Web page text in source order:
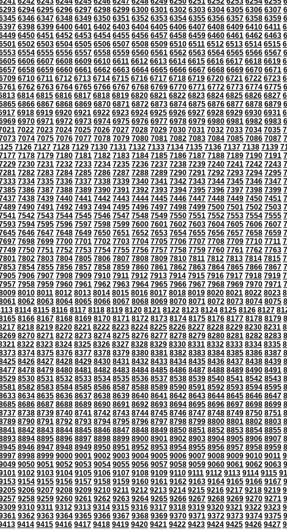
6294 6295 6296 6297 6298 6299 6300 6301 6302 6303 6304 6305 6306 6307
6346 6347 6348 6349 6350 6351 6352 6353 6354 6355 6356 6357 6358 6359
6398 6399 6400 6401 6402 6403 6404 6405 6406 6407 6408 6409 6410 6411
6450 6451 6452 6453 6454 6455 6456 6457 6458 6459 6460 6461 6462 6463
6502 6503 6504 6505 6506 6507 6508 6509 6510 6511 6512 6513 6514 6515
6554 6555 6556 6557 6558 6559 6560 6561 6562 6563 6564 6565 6566 6567
6606 6607 6608 6609 6610 6611 6612 6613 6614 6615 6616 6617 6618 6619
6658 6659 6660 6661 6662 6663 6664 6665 6666 6667 6668 6669 6670 6671
6710 6711 6712 6713 6714 6715 6716 6717 6718 6719 6720 6721 6722 6723
6762 6763 6764 6765 6766 6767 6768 6769 6770 6771 6772 6773 6774 6775
6814 6815 6816 6817 6818 6819 6820 6821 6822 6823 6824 6825 6826 6827
6866 6867 6868 6869 6870 6871 6872 6873 6874 6875 6876 6877 6878 6879
6918 6919 6920 6921 6922 6923 6924 6925 6926 6927 6928 6929 6930 6931
6970 6971 6972 6973 6974 6975 6976 6977 6978 6979 6980 6981 6982 6983
7022 7023 7024 7025 7026 7027 7028 7029 7030 7031 7032 7033 7034 7035
7074 7075 7076 7077 7078 7079 7080 7081 7082 7083 7084 7085 7086 7087
7126 7127 7128 7129 7130 7131 7132 7133 7134 7135 7136 7137 7138 7139
7178 7179 7180 7181 7182 7183 7184 7185 7186 7187 7188 7189 7190 7191
7230 7231 7232 7233 7234 7235 7236 7237 7238 7239 7240 7241 7242 7243
7282 7283 7284 7285 7286 7287 7288 7289 7290 7291 7292 7293 7294 7295
7334 7335 7336 7337 7338 7339 7340 7341 7342 7343 7344 7345 7346 7347
7386 7387 7388 7389 7390 7391 7392 7393 7394 7395 7396 7397 7398 7399
7438 7439 7440 7441 7442 7443 7444 7445 7446 7447 7448 7449 7450 7451
7490 7491 7492 7493 7494 7495 7496 7497 7498 7499 7500 7501 7502 7503
7542 7543 7544 7545 7546 7547 7548 7549 7550 7551 7552 7553 7554 7555
7594 7595 7596 7597 7598 7599 7600 7601 7602 7603 7604 7605 7606 7607
7646 7647 7648 7649 7650 7651 7652 7653 7654 7655 7656 7657 7658 7659
7698 7699 7700 7701 7702 7703 7704 7705 7706 7707 7708 7709 7710 7711
7750 7751 7752 7753 7754 7755 7756 7757 7758 7759 7760 7761 7762 7763
7802 7803 7804 7805 7806 7807 7808 7809 7810 7811 7812 7813 7814 7815
7854 7855 7856 7857 7858 7859 7860 7861 7862 7863 7864 7865 7866 7867
7906 7907 7908 7909 7910 7911 7912 7913 7914 7915 7916 7917 7918 7919
7958 7959 7960 7961 7962 7963 7964 7965 7966 7967 7968 7969 7970 7971
8010 8011 8012 8013 8014 8015 8016 8017 8018 8019 8020 8021 8022 8023
8062 8063 8064 8065 8066 8067 8068 8069 8070 8071 8072 8073 8074 8075
8114 8115 8116 8117 8118 8119 8120 8121 8122 8123 8124 8125 8126 8127
8166 8167 8168 8169 8170 8171 8172 8173 8174 8175 8176 8177 8178 8179
8218 8219 8220 8221 8222 8223 8224 8225 8226 8227 8228 8229 8230 8231
8270 8271 8272 8273 8274 8275 8276 8277 8278 8279 8280 8281 8282 8283
8322 8323 8324 8325 8326 8327 8328 8329 8330 8331 8332 8333 8334 8335
8374 8375 8376 8377 8378 8379 8380 8381 8382 8383 8384 8385 8386 8387
8426 8427 8428 8429 8430 8431 8432 8433 8434 8435 8436 8437 8438 8439
8478 8479 8480 8481 8482 8483 8484 8485 8486 8487 8488 8489 8490 8491
8530 8531 8532 8533 8534 8535 8536 8537 8538 8539 8540 8541 8542 8543
8582 8583 8584 8585 8586 8587 8588 8589 8590 8591 8592 8593 8594 8595
8634 8635 8636 8637 8638 8639 8640 8641 8642 8643 8644 8645 8646 8647
8686 8687 8688 8689 8690 8691 8692 8693 8694 8695 8696 8697 8698 8699
8738 8739 8740 8741 8742 8743 8744 8745 8746 8747 8748 8749 8750 8751
8790 8791 8792 8793 8794 8795 8796 8797 8798 8799 8800 8801 8802 8803
8842 8843 8844 8845 8846 8847 8848 8849 8850 8851 8852 8853 8854 8855
8894 8895 8896 8897 8898 8899 8900 8901 8902 8903 8904 8905 8906 8907
8946 8947 8948 8949 8950 8951 8952 8953 8954 8955 8956 8957 8958 8959
8998 8999 9000 9001 9002 9003 9004 9005 9006 9007 9008 9009 9010 9011
9050 9051 9052 9053 9054 9055 9056 9057 9058 9059 9060 9061 9062 9063
9102 9103 9104 9105 9106 9107 9108 9109 9110 9111 9112 9113 9114 9115
9154 9155 9156 9157 9158 9159 9160 9161 9162 9163 9164 9165 9166 9167
9206 9207 9208 9209 9210 9211 9212 9213 9214 9215 9216 9217 9218 9219
9258 9259 9260 9261 9262 9263 9264 9265 9266 9267 9268 9269 9270 9271
9310 9311 9312 9313 9314 9315 9316 9317 9318 9319 9320 9321 9322 9323
9362 9363 9364 9365 9366 9367 9368 9369 9370 9371 9372 9373 9374 9375
9414 9415 9416 9417 9418 9419 9420 9421 9422 9423 9424 9425 9426 9427